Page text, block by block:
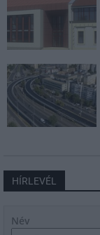
HÍRLEVÉL
Név